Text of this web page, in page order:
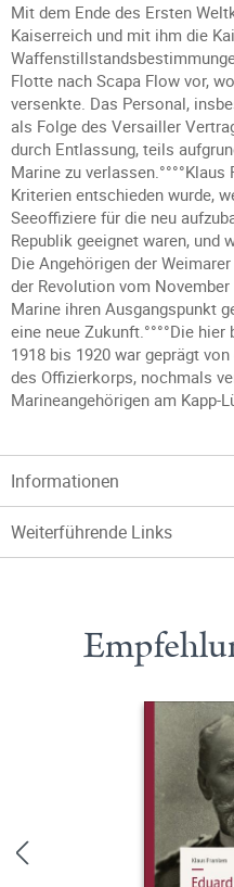
Mit dem Ende des Ersten
Kaiserreich und mit ihm die
Flotte nach Scapa Flow vor,
versenkte. Das Personal,
als Folge des Versailler
durch Entlassung, teils
Marine zu
Kriterien entschieden wurde,
Seeoffiziere für die neu
Republik geeignet waren, und
Die Angehörigen der
der Revolution vom
Marine ihren Ausgangspunkt
eine neue Zukunft.°°°°Die
1918 bis 1920 war geprägt
des Offizierkorps, nochmals
Marineangehörigen am Kapp-
Informationen
Weiterführende Links